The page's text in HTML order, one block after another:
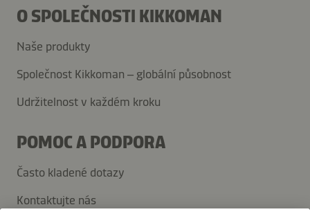
O SPOLEČNOSTI KIKKOMAN
Naše produkty
Společnost Kikkoman – globální působnost
Udržitelnost v každém kroku
POMOC A PODPORA
Často kladené dotazy
Kontaktujte nás